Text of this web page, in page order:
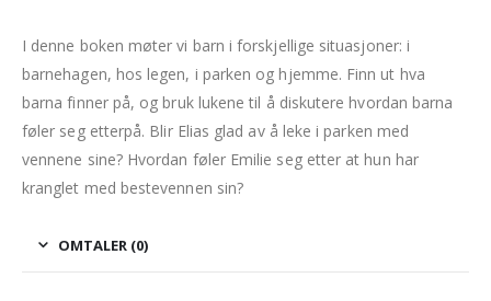
I denne boken møter vi barn i forskjellige situasjoner: i
barnehagen, hos legen, i parken og hjemme. Finn ut hva
barna finner på, og bruk lukene til å diskutere hvordan barna
føler seg etterpå. Blir Elias glad av å leke i parken med
vennene sine? Hvordan føler Emilie seg etter at hun har
kranglet med bestevennen sin?
OMTALER (0)